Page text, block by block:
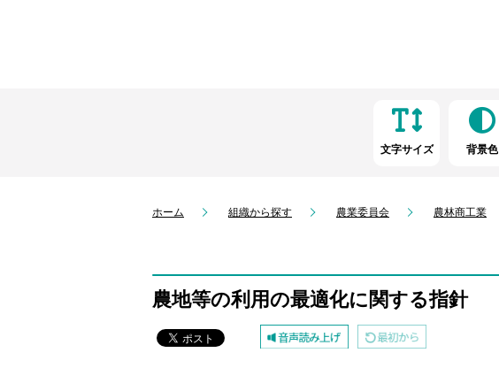
文字サイズ 背景色
ホーム 組織から探す 農業委員会 農林商工業
農地等の利用の最適化に関する指針